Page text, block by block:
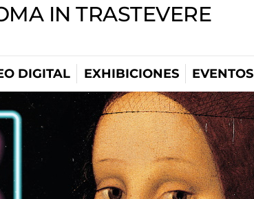
IN TRASTEVERE
DIGITAL EXHIBICIONES EVENTOS